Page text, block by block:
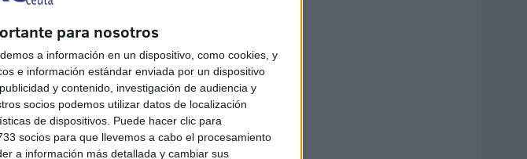
para nosotros
a información en un dispositivo, como cookies, y
e información estándar enviada por un dispositivo
y contenido, investigación de audiencia y
socios podemos utilizar datos de localización
de dispositivos. Puede hacer clic para
socios para que llevemos a cabo el procesamiento
a información más detallada y cambiar sus